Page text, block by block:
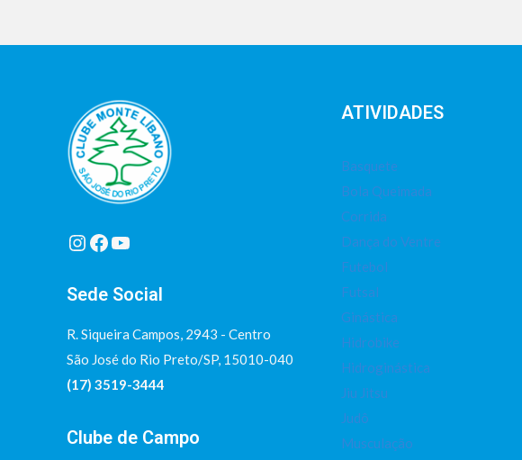
Instagram
Facebook
Youtube
Sede Social
R. Siqueira Campos, 2943 - Centro
São José do Rio Preto/SP, 15010-040
(17) 3519-3444
Clube de Campo
ATIVIDADES
Basquete
Bola Queimada
Corrida
Dança do Ventre
Futebol
Futsal
Ginástica
Hidrobike
Hidroginástica
Jiu Jitsu
Judô
Musculação